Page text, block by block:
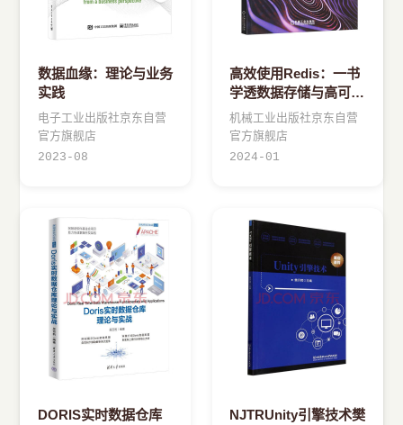
数据血缘：理论与业务
实践
电子工业出版社京东自营
官方旗舰店
2023-08
高效使用Redis：一书
学透数据存储与高可用
集群
机械工业出版社京东自营
官方旗舰店
2024-01
DORIS实时数据仓库
NJTRUnity引擎技术樊